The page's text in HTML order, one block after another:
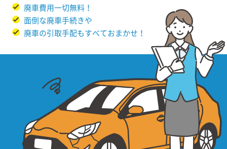
廃車費用一切無料！
面倒な廃車手続きや
廃車の引取手配もすべておまかせ！